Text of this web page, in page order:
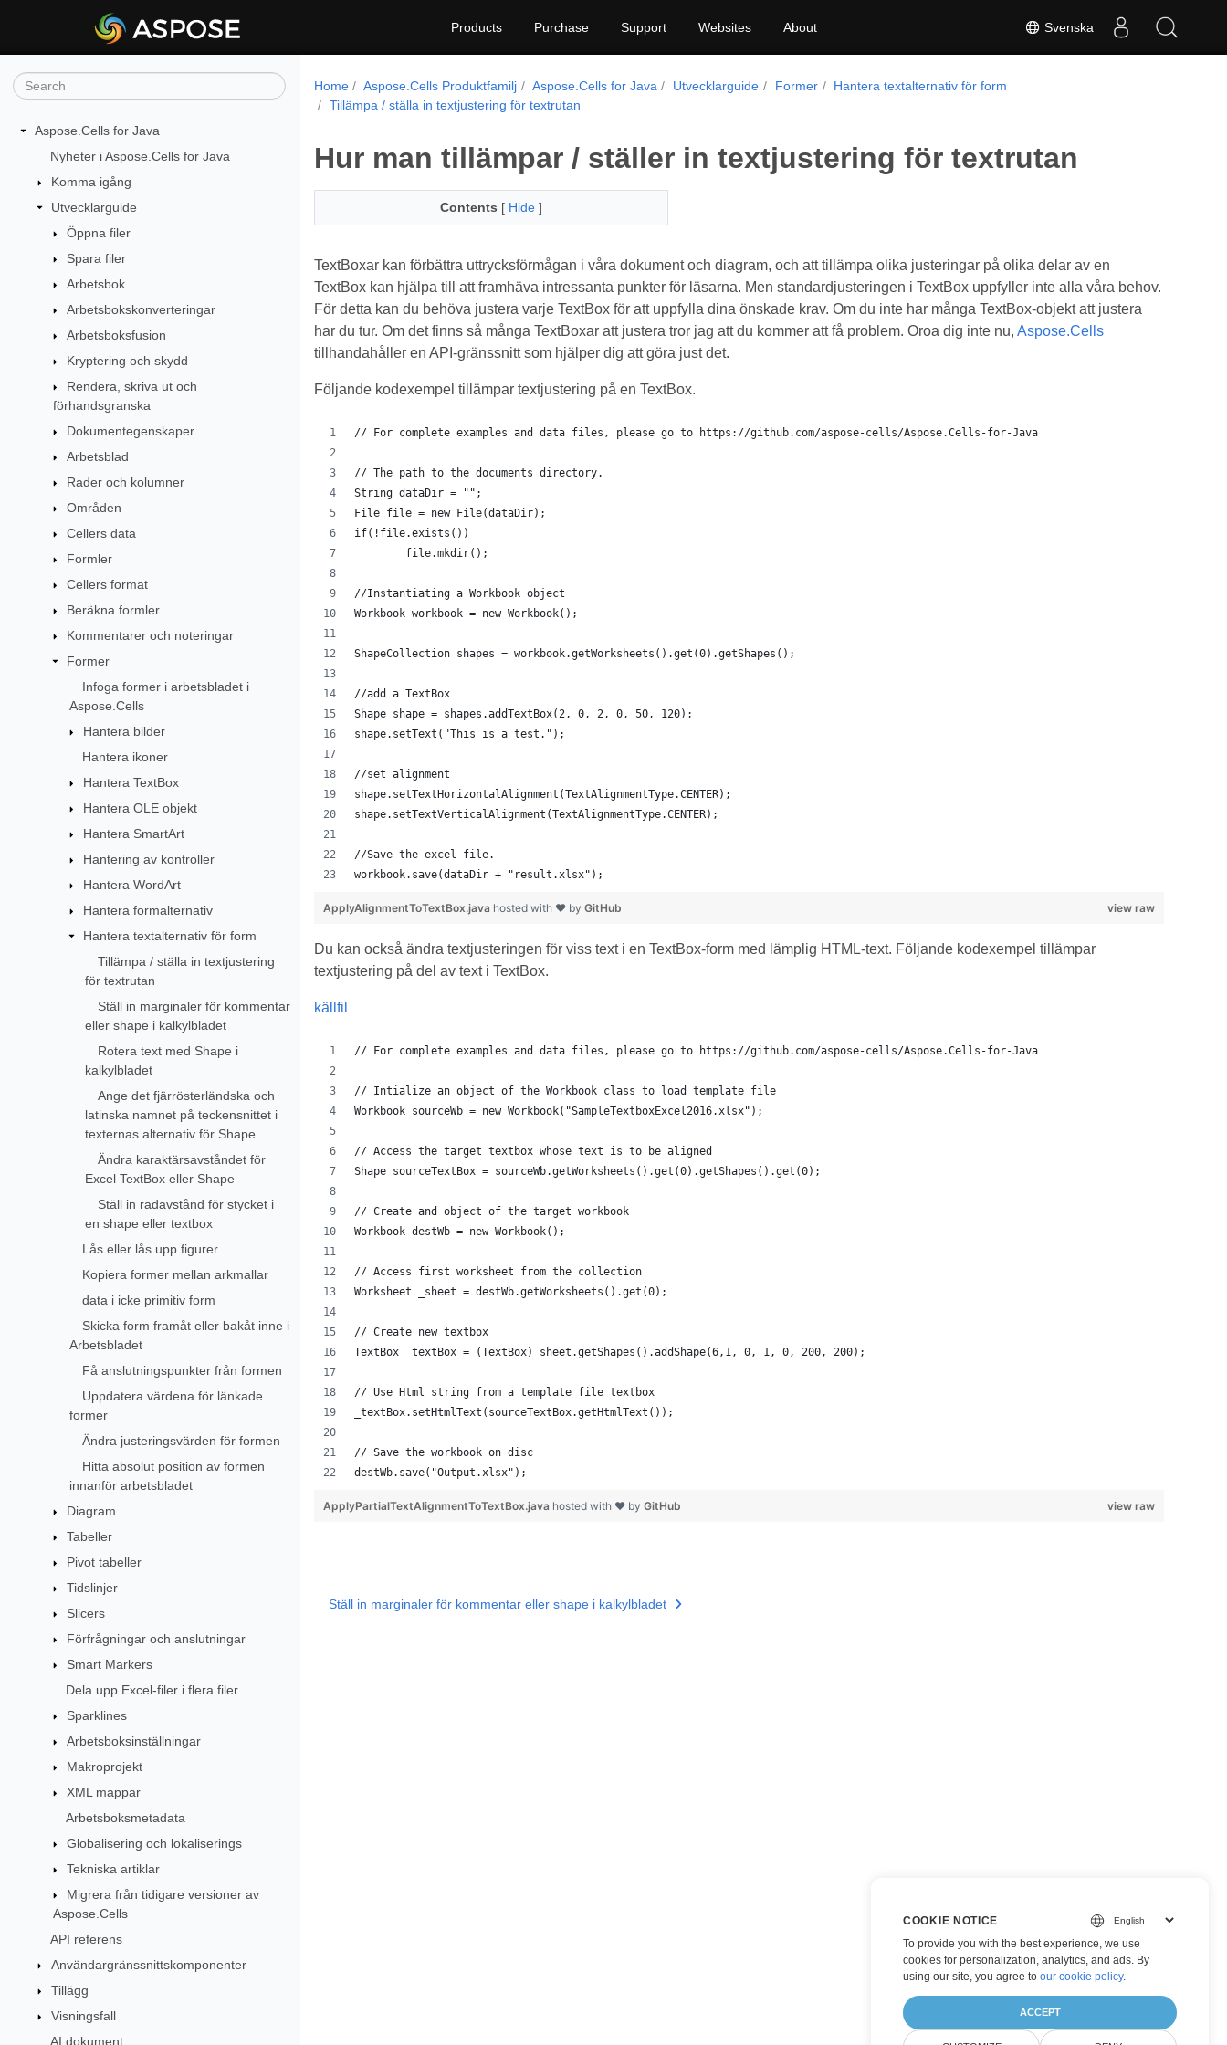
Svenska
Products Purchase Support Websites About
Aspose.Cells for Java
Nyheter i Aspose.Cells for Java
Komma igång
Utvecklarguide
Öppna filer
Spara filer
Arbetsbok
Arbetsbokskonverteringar
Arbetsboksfusion
Kryptering och skydd
Rendera, skriva ut och
förhandsgranska
Dokumentegenskaper
Arbetsblad
Rader och kolumner
Områden
Cellers data
Formler
Cellers format
Beräkna formler
Kommentarer och noteringar
Former
Infoga former i arbetsbladet i
Aspose.Cells
Hantera bilder
Hantera ikoner
Hantera TextBox
Hantera OLE objekt
Hantera SmartArt
Hantering av kontroller
Hantera WordArt
Hantera formalternativ
Hantera textalternativ för form
Tillämpa / ställa in textjustering
för textrutan
Ställ in marginaler för kommentar
eller shape i kalkylbladet
Rotera text med Shape i
kalkylbladet
Ange det fjärrösterländska och
latinska namnet på teckensnittet i
texternas alternativ för Shape
Ändra karaktärsavståndet för
Excel TextBox eller Shape
Ställ in radavstånd för stycket i
en shape eller textbox
Lås eller lås upp figurer
Kopiera former mellan arkmallar
data i icke primitiv form
Skicka form framåt eller bakåt inne i
Arbetsbladet
Få anslutningspunkter från formen
Uppdatera värdena för länkade
former
Ändra justeringsvärden för formen
Hitta absolut position av formen
innanför arbetsbladet
Diagram
Tabeller
Pivot tabeller
Tidslinjer
Slicers
Förfrågningar och anslutningar
Smart Markers
Dela upp Excel-filer i flera filer
Sparklines
Arbetsboksinställningar
Makroprojekt
XML mappar
Arbetsboksmetadata
Globalisering och lokaliserings
Tekniska artiklar
Migrera från tidigare versioner av
Aspose.Cells
API referens
Användargränssnittskomponenter
Tillägg
Visningsfall
AI dokument
Home Aspose.Cells Produktfamilj Aspose.Cells for Java Utvecklarguide Former
Hantera textalternativ för form
Tillämpa / ställa in textjustering för textrutan
Hur man tillämpar / ställer in textjustering för textrutan
Contents [ Hide ]
TextBoxar kan förbättra uttrycksförmågan i våra dokument och diagram, och att tillämpa olika justeringar på olika delar av en
TextBox kan hjälpa till att framhäva intressanta punkter för läsarna. Men standardjusteringen i TextBox uppfyller inte alla våra behov.
För detta kan du behöva justera varje TextBox för att uppfylla dina önskade krav. Om du inte har många TextBox-objekt att justera
har du tur. Om det finns så många TextBoxar att justera tror jag att du kommer att få problem. Oroa dig inte nu, Aspose.Cells
tillhandahåller en API-gränssnitt som hjälper dig att göra just det.
Följande kodexempel tillämpar textjustering på en TextBox.
// For complete examples and data files, please go to https://github.com/aspose-cells/Aspose.Cells-for-Java
// The path to the documents directory.
String dataDir = "";
File file = new File(dataDir);
if(!file.exists())
	file.mkdir();
//Instantiating a Workbook object
Workbook workbook = new Workbook();
ShapeCollection shapes = workbook.getWorksheets().get(0).getShapes();
//add a TextBox
Shape shape = shapes.addTextBox(2, 0, 2, 0, 50, 120);
shape.setText("This is a test.");
//set alignment
shape.setTextHorizontalAlignment(TextAlignmentType.CENTER);
shape.setTextVerticalAlignment(TextAlignmentType.CENTER);
//Save the excel file.
workbook.save(dataDir + "result.xlsx");
view raw
ApplyAlignmentToTextBox.java hosted with ❤ by GitHub
Du kan också ändra textjusteringen för viss text i en TextBox-form med lämplig HTML-text. Följande kodexempel tillämpar
textjustering på del av text i TextBox.
källfil
// For complete examples and data files, please go to https://github.com/aspose-cells/Aspose.Cells-for-Java
// Intialize an object of the Workbook class to load template file
Workbook sourceWb = new Workbook("SampleTextboxExcel2016.xlsx");
// Access the target textbox whose text is to be aligned
Shape sourceTextBox = sourceWb.getWorksheets().get(0).getShapes().get(0);
// Create and object of the target workbook
Workbook destWb = new Workbook();
// Access first worksheet from the collection
Worksheet _sheet = destWb.getWorksheets().get(0);
// Create new textbox
TextBox _textBox = (TextBox)_sheet.getShapes().addShape(6,1, 0, 1, 0, 200, 200);
// Use Html string from a template file textbox
_textBox.setHtmlText(sourceTextBox.getHtmlText());
// Save the workbook on disc
destWb.save("Output.xlsx");
view raw
ApplyPartialTextAlignmentToTextBox.java hosted with ❤ by GitHub
Ställ in marginaler för kommentar eller shape i kalkylbladet
COOKIE NOTICE
To provide you with the best experience, we use
cookies for personalization, analytics, and ads. By
using our site, you agree to our cookie policy.
ACCEPT